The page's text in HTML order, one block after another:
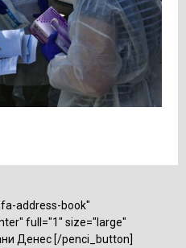
address-book"
full="1" size="large"
Денес [/penci_button]